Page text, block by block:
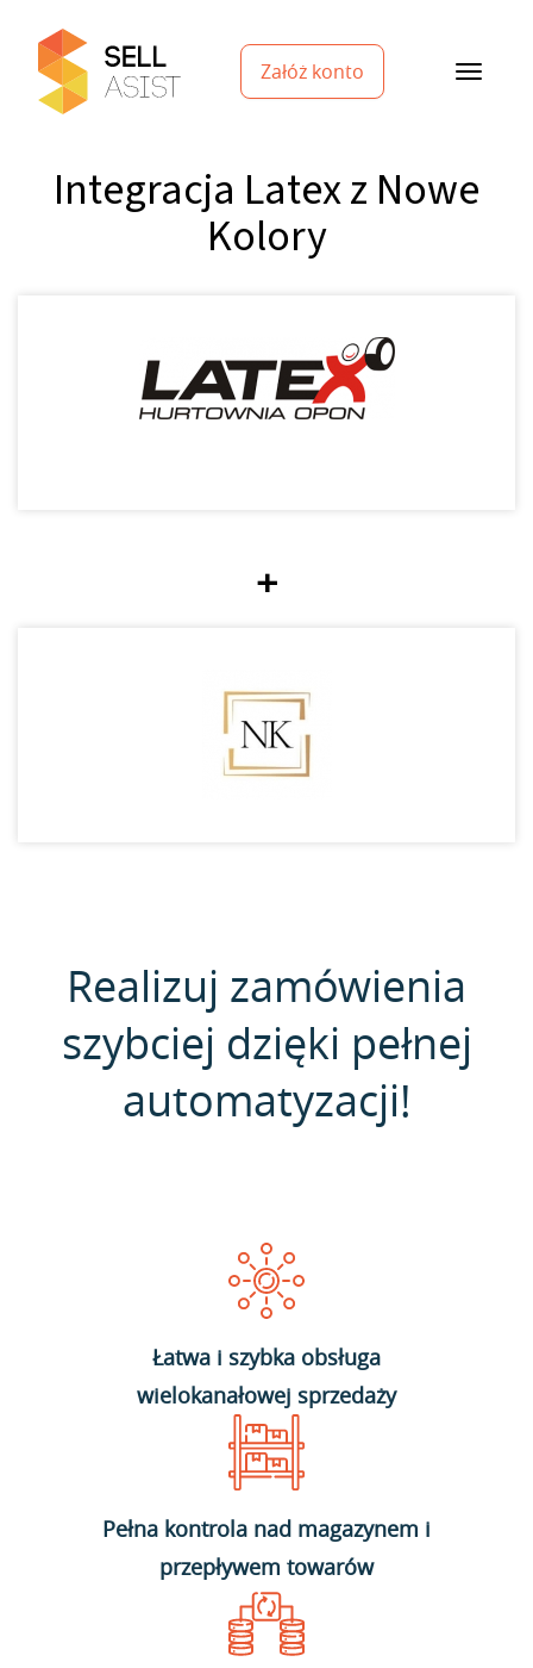
Załóż konto
Integracja Latex z Nowe
Kolory
+
Realizuj zamówienia
szybciej dzięki pełnej
automatyzacji!
Łatwa i szybka obsługa
wielokanałowej sprzedaży
Pełna kontrola nad magazynem i
przepływem towarów